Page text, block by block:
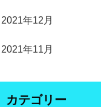
2021年12月
2021年11月
カテゴリー